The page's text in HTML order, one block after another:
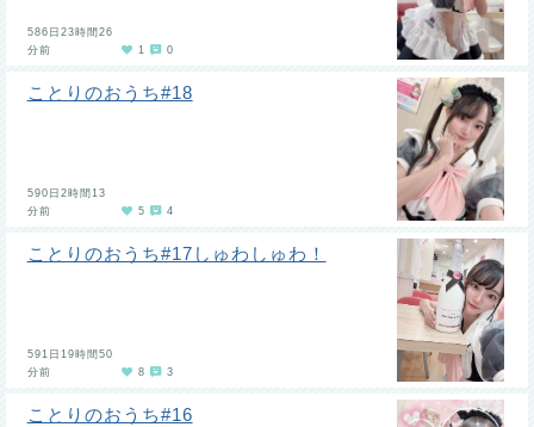
586日23時間26
分前
1 0
ことりのおうち#18
590日2時間13
分前
5 4
ことりのおうち#17しゅわしゅわ！
591日19時間50
分前
8 3
ことりのおうち#16